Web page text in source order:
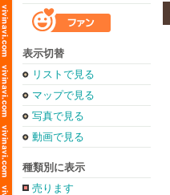
表示切替
リストで見る
マップで見る
写真で見る
動画で見る
種類別に表示
売ります